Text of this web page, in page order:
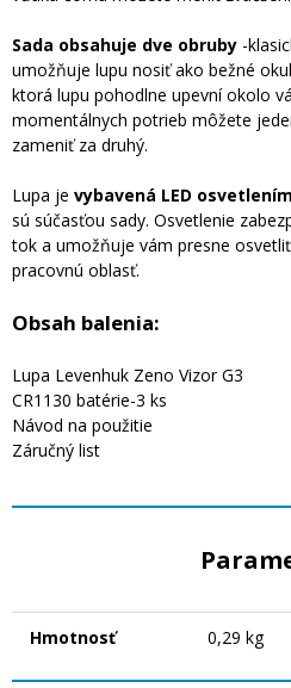
Sada obsahuje dve obruby -
umožňuje lupu nosiť ako bežné
ktorá lupu pohodlne upevní okolo
momentálnych potrieb môžete
zameniť za druhý.
Lupa je vybavená LED
sú súčasťou sady. Osvetlenie
tok a umožňuje vám presne
pracovnú oblasť.
Obsah balenia:
Lupa Levenhuk Zeno Vizor G3
CR1130 batérie-3 ks
Návod na použitie
Záručný list
Hmotnosť 0,29 kg